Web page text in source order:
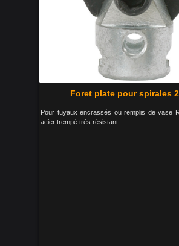
Foret plate pour spirales
Pour tuyaux encrassés ou remplis de vase
acier trempé très résistant